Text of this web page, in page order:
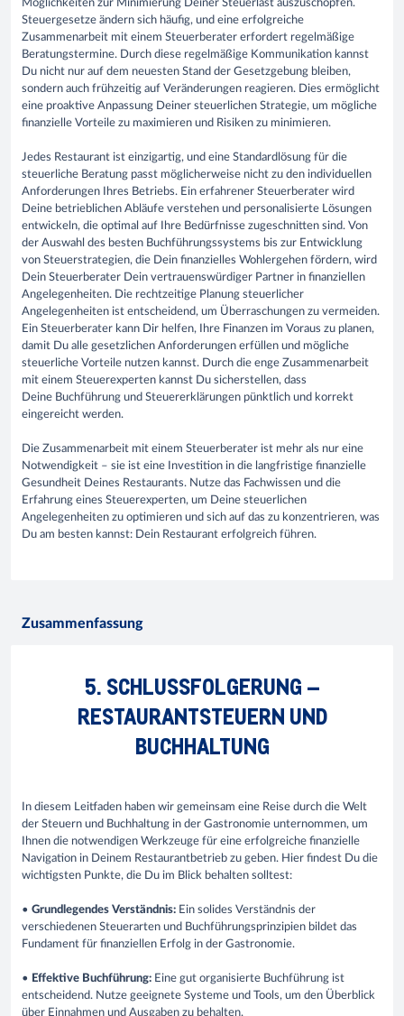
Möglichkeiten zur Minimierung Deiner Steuerlast auszuschöpfen.
Steuergesetze ändern sich häufig, und eine erfolgreiche
Zusammenarbeit mit einem Steuerberater erfordert regelmäßige
Beratungstermine. Durch diese regelmäßige Kommunikation kannst
Du nicht nur auf dem neuesten Stand der Gesetzgebung bleiben,
sondern auch frühzeitig auf Veränderungen reagieren. Dies ermöglicht
eine proaktive Anpassung Deiner steuerlichen Strategie, um mögliche
finanzielle Vorteile zu maximieren und Risiken zu minimieren.
Jedes Restaurant ist einzigartig, und eine Standardlösung für die
steuerliche Beratung passt möglicherweise nicht zu den individuellen
Anforderungen Ihres Betriebs. Ein erfahrener Steuerberater wird
Deine betrieblichen Abläufe verstehen und personalisierte Lösungen
entwickeln, die optimal auf Ihre Bedürfnisse zugeschnitten sind. Von
der Auswahl des besten Buchführungssystems bis zur Entwicklung
von Steuerstrategien, die Dein finanzielles Wohlergehen fördern, wird
Dein Steuerberater Dein vertrauenswürdiger Partner in finanziellen
Angelegenheiten. Die rechtzeitige Planung steuerlicher
Angelegenheiten ist entscheidend, um Überraschungen zu vermeiden.
Ein Steuerberater kann Dir helfen, Ihre Finanzen im Voraus zu planen,
damit Du alle gesetzlichen Anforderungen erfüllen und mögliche
steuerliche Vorteile nutzen kannst. Durch die enge Zusammenarbeit
mit einem Steuerexperten kannst Du sicherstellen, dass
Deine Buchführung und Steuererklärungen pünktlich und korrekt
eingereicht werden.
Die Zusammenarbeit mit einem Steuerberater ist mehr als nur eine
Notwendigkeit – sie ist eine Investition in die langfristige finanzielle
Gesundheit Deines Restaurants. Nutze das Fachwissen und die
Erfahrung eines Steuerexperten, um Deine steuerlichen
Angelegenheiten zu optimieren und sich auf das zu konzentrieren, was
Du am besten kannst: Dein Restaurant erfolgreich führen.
Zusammenfassung
5. SCHLUSSFOLGERUNG –
RESTAURANTSTEUERN UND
BUCHHALTUNG
In diesem Leitfaden haben wir gemeinsam eine Reise durch die Welt
der Steuern und Buchhaltung in der Gastronomie unternommen, um
Ihnen die notwendigen Werkzeuge für eine erfolgreiche finanzielle
Navigation in Deinem Restaurantbetrieb zu geben. Hier findest Du die
wichtigsten Punkte, die Du im Blick behalten solltest:
• Grundlegendes Verständnis: Ein solides Verständnis der
verschiedenen Steuerarten und Buchführungsprinzipien bildet das
Fundament für finanziellen Erfolg in der Gastronomie.
• Effektive Buchführung: Eine gut organisierte Buchführung ist
entscheidend. Nutze geeignete Systeme und Tools, um den Überblick
über Einnahmen und Ausgaben zu behalten.